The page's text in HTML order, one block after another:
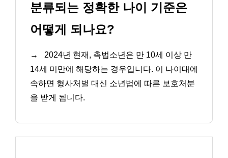
분류되는 정확한 나이 기준은
어떻게 되나요?
→
2024년 현재, 촉법소년은 만 10세 이상 만
14세 미만에 해당하는 경우입니다. 이 나이대에
속하면 형사처벌 대신 소년법에 따른 보호처분
을 받게 됩니다.